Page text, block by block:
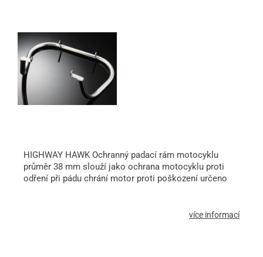
HIGHWAY HAWK Ochranný padací rám motocyklu
průměr 38 mm slouží jako ochrana motocyklu proti
odření při pádu chrání motor proti poškození určeno
více informací